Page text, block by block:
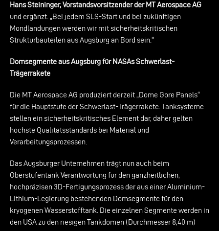
Hans Steininger, Vorstandsvorsitzender der MT Aerospace AG
und ergänzt. „Bei jedem SLS-Start und bei zukünftigen
Mondlandungen werden wir mit sicherheitskritischen
Strukturbauteilen aus Augsburg an Bord sein.“
Domsegmente aus Augsburg für NASAs Schwerlast-
Trägerrakete
Die MT Aerospace AG produziert derzeit „Dome Gore Panels“
für die Hauptstufe der Schwerlast-Trägerrakete. Tanksysteme
stellen ein sicherheitskritisches Element dar, daher gelten
höchste Qualitätsstandards bei Material und
Verarbeitungsprozessen.
Das Augsburger Unternehmen trägt nun auch beim
Oberstufentank Verantwortung für den ganzheitlichen,
hochpräzisen 3D-Fertigungsprozess der aus einer Aluminium-
Lithium-Legierung bestehenden Domsegmente für den
kryogenen Wasserstofftank. Die einzelnen Segmente werden in
den USA zu den riesigen Tankdomen (Durchmesser 8,40 m)